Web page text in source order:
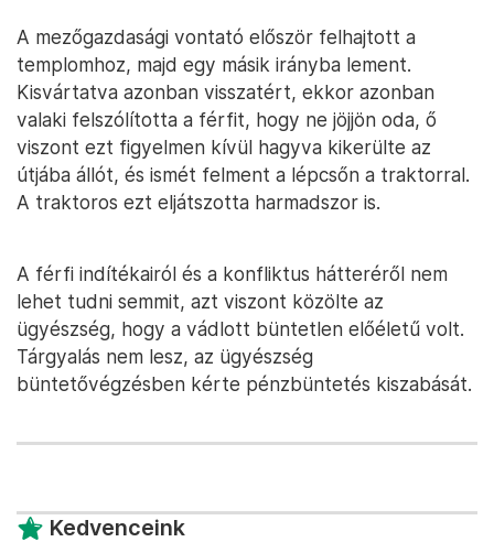
A mezőgazdasági vontató először felhajtott a
templomhoz, majd egy másik irányba lement.
Kisvártatva azonban visszatért, ekkor azonban
valaki felszólította a férfit, hogy ne jöjjön oda, ő
viszont ezt figyelmen kívül hagyva kikerülte az
útjába állót, és ismét felment a lépcsőn a traktorral.
A traktoros ezt eljátszotta harmadszor is.
A férfi indítékairól és a konfliktus hátteréről nem
lehet tudni semmit, azt viszont közölte az
ügyészség, hogy a vádlott büntetlen előéletű volt.
Tárgyalás nem lesz, az ügyészség
büntetővégzésben kérte pénzbüntetés kiszabását.
Kedvenceink